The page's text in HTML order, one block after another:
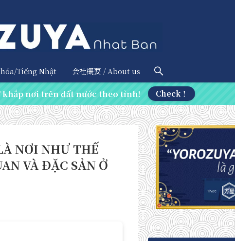
Tiếng Nhật 会社概要 / About us
khắp nơi trên đất nước theo tỉnh! Check！
NƠI NHƯ THẾ
VÀ ĐẶC SẢN Ở